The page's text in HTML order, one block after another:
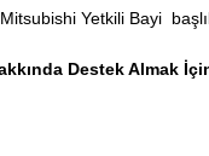
Yetkili Bayi
Destek Almak